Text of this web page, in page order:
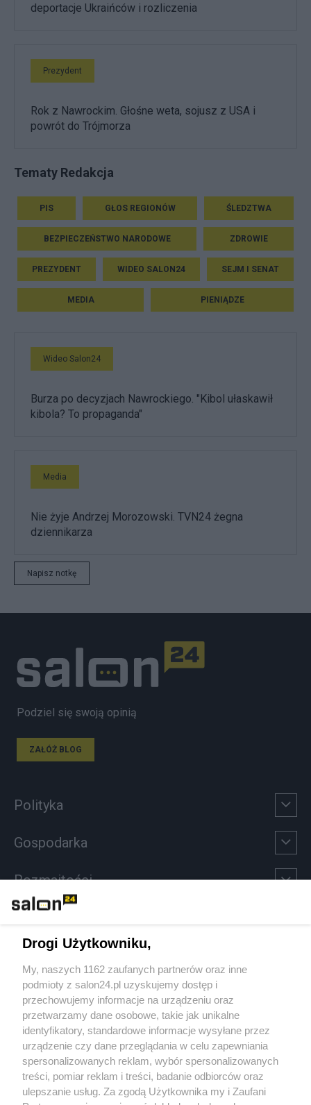
deportacje Ukraińców i rozliczenia
Prezydent
Rok z Nawrockim. Głośne weta, sojusz z USA i
powrót do Trójmorza
Tematy Redakcja
PIS GŁOS REGIONÓW ŚLEDZTWA
BEZPIECZEŃSTWO NARODOWE ZDROWIE
PREZYDENT WIDEO SALON24 SEJM I SENAT
MEDIA PIENIĄDZE
Wideo Salon24
Burza po decyzjach Nawrockiego. "Kibol ułaskawił
kibola? To propaganda"
Media
Nie żyje Andrzej Morozowski. TVN24 żegna
dziennikarza
Napisz notkę
Podziel się swoją opinią
ZAŁÓŻ BLOG
Polityka
Gospodarka
Rozmaitości
Sport
Społeczeństwo
Kultura
X Facebook Instagram Youtube
Drogi Użytkowniku,
My, naszych 1162 zaufanych partnerów oraz inne
podmioty z salon24.pl uzyskujemy dostęp i
przechowujemy informacje na urządzeniu oraz
przetwarzamy dane osobowe, takie jak unikalne
identyfikatory, standardowe informacje wysyłane przez
urządzenie czy dane przeglądania w celu zapewniania
spersonalizowanych reklam, wybór spersonalizowanych
treści, pomiar reklam i treści, badanie odbiorców oraz
ulepszanie usług. Za zgodą Użytkownika my i Zaufani